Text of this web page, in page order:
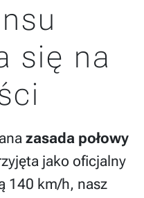
się na
zasada połowy
jako oficjalny
140 km/h, nasz